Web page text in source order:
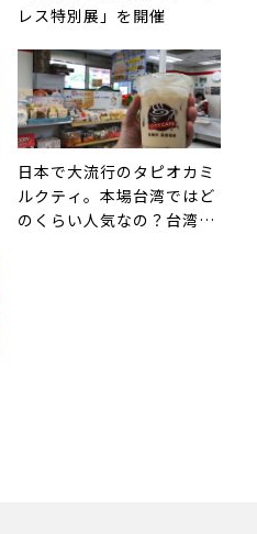
レス特別展」を開催
日本で大流行のタピオカミ
ルクティ。本場台湾ではど
のくらい人気なの？台湾で